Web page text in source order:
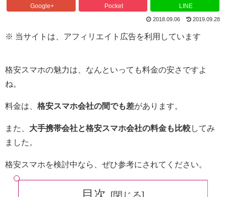
Google+ Pocket LINE
2018.09.06 2019.09.28
※ 当サイトは、アフィリエイト広告を利用しています
格安スマホの魅力は、なんといっても料金の安さですよ
ね。
料金は、 格安スマホ会社の間でも差があります。
また、 大手携帯会社と格安スマホ会社の料金も比較してみ
ました。
格安スマホを検討中なら、ぜひ参考にされてください。